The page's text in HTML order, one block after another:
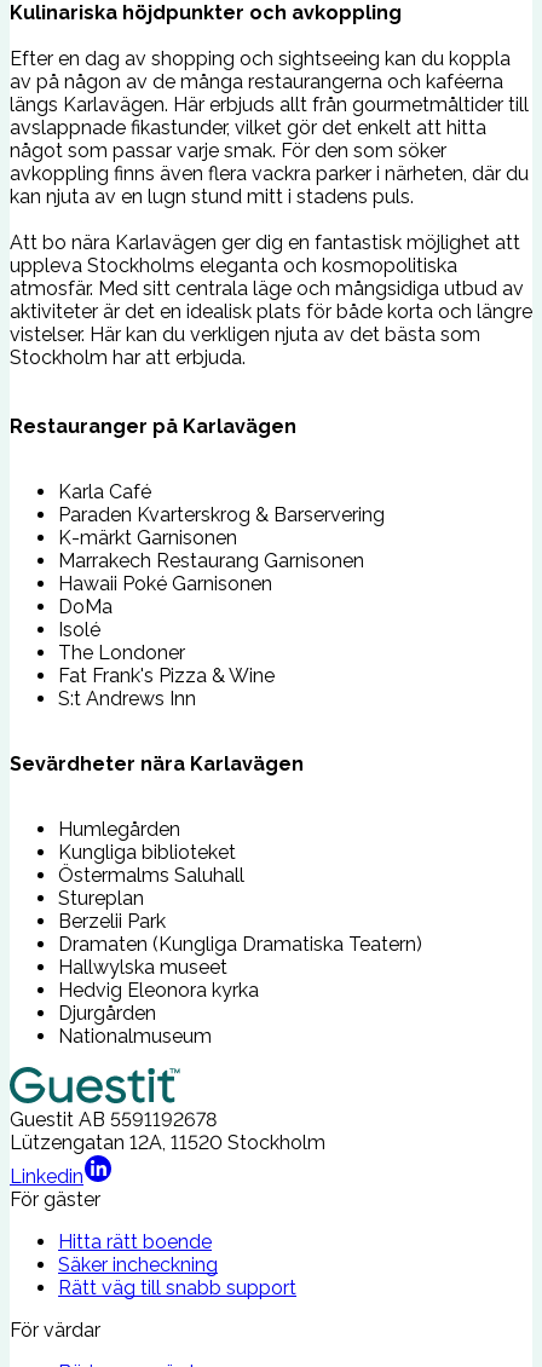
Kulinariska höjdpunkter och avkoppling
Efter en dag av shopping och sightseeing kan du koppla
av på någon av de många restaurangerna och kaféerna
längs Karlavägen. Här erbjuds allt från gourmetmåltider till
avslappnade fikastunder, vilket gör det enkelt att hitta
något som passar varje smak. För den som söker
avkoppling finns även flera vackra parker i närheten, där du
kan njuta av en lugn stund mitt i stadens puls.
Att bo nära Karlavägen ger dig en fantastisk möjlighet att
uppleva Stockholms eleganta och kosmopolitiska
atmosfär. Med sitt centrala läge och mångsidiga utbud av
aktiviteter är det en idealisk plats för både korta och längre
vistelser. Här kan du verkligen njuta av det bästa som
Stockholm har att erbjuda.
Restauranger på Karlavägen
Karla Café
Paraden Kvarterskrog & Barservering
K-märkt Garnisonen
Marrakech Restaurang Garnisonen
Hawaii Poké Garnisonen
DoMa
Isolé
The Londoner
Fat Frank's Pizza & Wine
S:t Andrews Inn
Sevärdheter nära Karlavägen
Humlegården
Kungliga biblioteket
Östermalms Saluhall
Stureplan
Berzelii Park
Dramaten (Kungliga Dramatiska Teatern)
Hallwylska museet
Hedvig Eleonora kyrka
Djurgården
Nationalmuseum
Guestit AB 5591192678
Lützengatan 12A, 11520 Stockholm
Linkedin
För gäster
Hitta rätt boende
Säker incheckning
Rätt väg till snabb support
För värdar